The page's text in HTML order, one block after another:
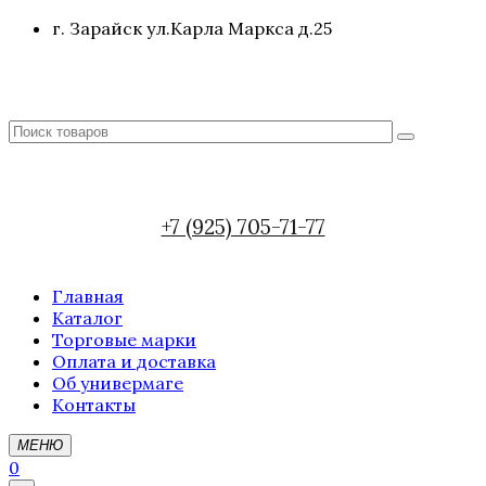
г. Зарайск ул.Карла Маркса д.25
+7 (925) 705-71-77
Главная
Каталог
Торговые марки
Оплата и доставка
Об универмаге
Контакты
МЕНЮ
0